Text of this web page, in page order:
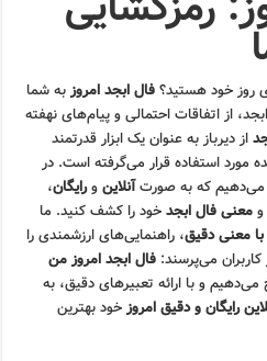
روز خود هستید؟فال ابجد امروزبه شما
از اتفاقات احتمالی و پیام‌های نهفته
از دیرباز به عنوان یک ابزار قدرتمند
مورد استفاده قرار می‌گرفته است. در
می‌دهیم که به صورتآنلاینورایگان،
ومعنی فال ابجدخود را کشف کنید. ما
با معنی دقیق، راهنمایی‌های ارزشمندی را
کاربران می‌پرسند:فال ابجد امروز من
و با ارائه تعبیرهای دقیق، به
رایگان و دقیق امروزخود بهترین